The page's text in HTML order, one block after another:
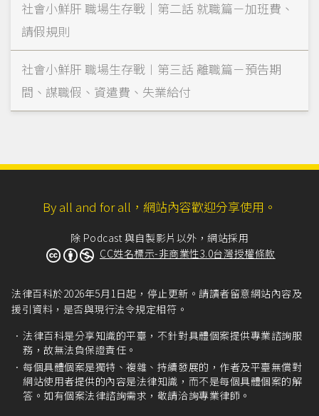
社會小鮮肝 職場生存戰｜第二話 就職篇－加班費、
請假規則
社會小鮮肝 職場生存戰︱第三話 離職篇－預告期
間、謀職假、資遣費、失業給付
By all and for all，網站內容歡迎分享使用。
除 Podcast 與自製影片以外，網站採用
CC姓名標示-非商業性3.0台灣授權條款
法律百科於2026年5月1日起，停止更新。請讀者留意網站內容及
援引資料，是否與現行法令規定相符。
法律百科是分享知識的平臺，不針對具體個案提供專業諮詢服
務，故無法負保證責任。
每個具體個案是獨特、複雜、持續發展的，作者及平臺無償對
網站使用者提供的內容是法律知識，而不是每個具體個案的解
答。如有個案法律諮詢需求，敬請洽詢專業律師。